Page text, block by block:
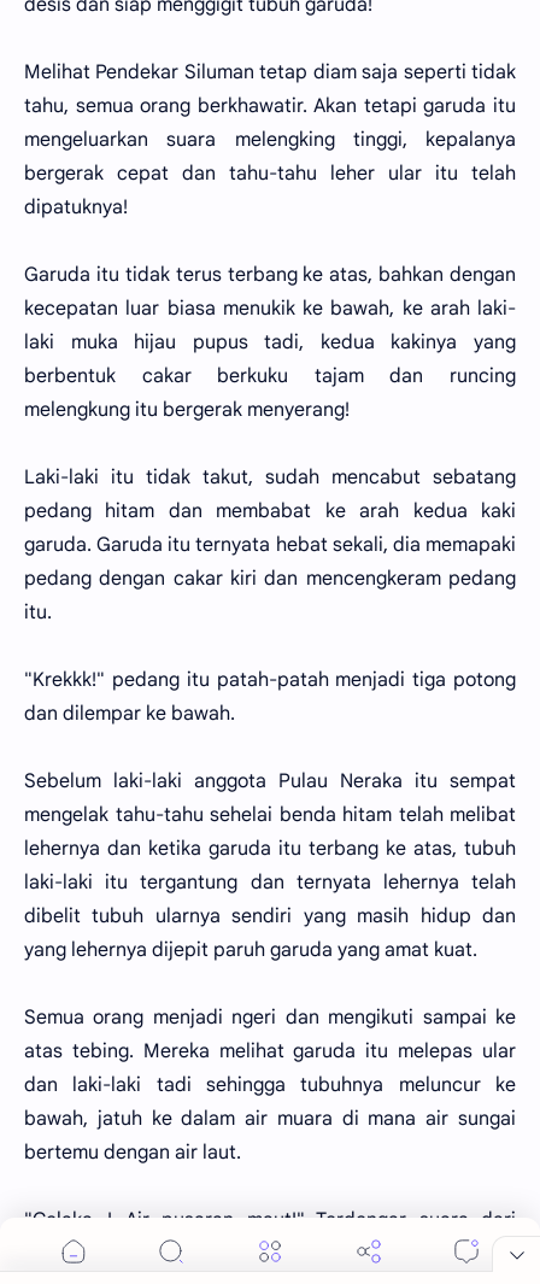
desis dan siap menggigit tubuh garuda!
Melihat Pendekar Siluman tetap diam saja seperti tidak
tahu, semua orang berkhawatir. Akan tetapi garuda itu
mengeluarkan suara melengking tinggi, kepalanya
bergerak cepat dan tahu-tahu leher ular itu telah
dipatuknya!
Garuda itu tidak terus terbang ke atas, bahkan dengan
kecepatan luar biasa menukik ke bawah, ke arah laki-
laki muka hijau pupus tadi, kedua kakinya yang
berbentuk cakar berkuku tajam dan runcing
melengkung itu bergerak menyerang!
Laki-laki itu tidak takut, sudah mencabut sebatang
pedang hitam dan membabat ke arah kedua kaki
garuda. Garuda itu ternyata hebat sekali, dia memapaki
pedang dengan cakar kiri dan mencengkeram pedang
itu.
"Krekkk!" pedang itu patah-patah menjadi tiga potong
dan dilempar ke bawah.
Sebelum laki-laki anggota Pulau Neraka itu sempat
mengelak tahu-tahu sehelai benda hitam telah melibat
lehernya dan ketika garuda itu terbang ke atas, tubuh
laki-laki itu tergantung dan ternyata lehernya telah
dibelit tubuh ularnya sendiri yang masih hidup dan
yang lehernya dijepit paruh garuda yang amat kuat.
Semua orang menjadi ngeri dan mengikuti sampai ke
atas tebing. Mereka melihat garuda itu melepas ular
dan laki-laki tadi sehingga tubuhnya meluncur ke
bawah, jatuh ke dalam air muara di mana air sungai
bertemu dengan air laut.
"Celaka...! Air pusaran maut!" Terdengar suara dari
gerombolan anak buah Pulau Neraka.